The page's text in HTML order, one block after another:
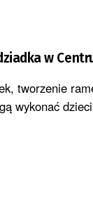
w
tworzenie
wykonać